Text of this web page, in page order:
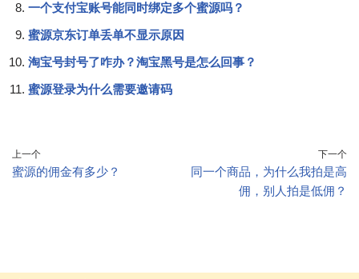
一个支付宝账号能同时绑定多个蜜源吗？
蜜源京东订单丢单不显示原因
淘宝号封号了咋办？淘宝黑号是怎么回事？
蜜源登录为什么需要邀请码
上一个
蜜源的佣金有多少？
下一个
同一个商品，为什么我拍是高
佣，别人拍是低佣？